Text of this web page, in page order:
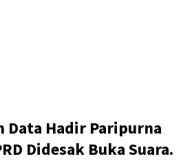
Data Hadir Paripurna
Didesak Buka Suara.